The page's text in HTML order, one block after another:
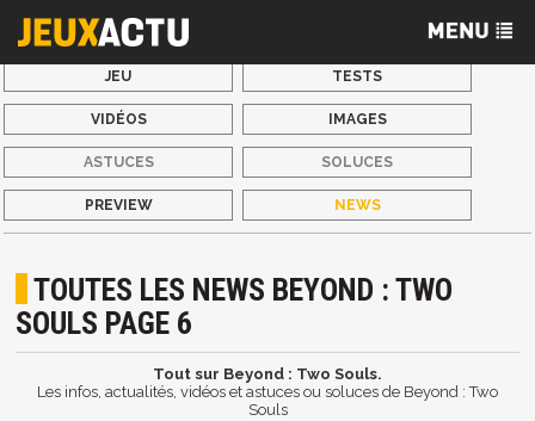
JEU TESTS
VIDÉOS IMAGES
ASTUCES SOLUCES
PREVIEW NEWS
TOUTES LES NEWS BEYOND : TWO
SOULS PAGE 6
Tout sur Beyond : Two Souls.
Les infos, actualités, vidéos et astuces ou soluces de Beyond : Two
Souls